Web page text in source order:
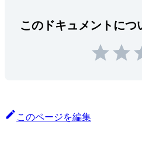
このドキュメントに
このページを編集